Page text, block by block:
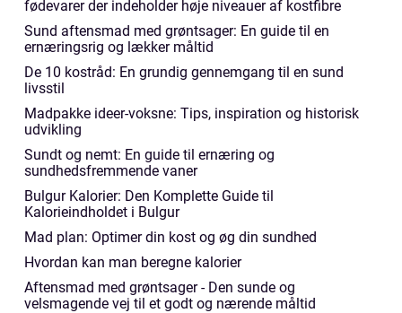
fødevarer der indeholder høje niveauer af kostfibre
Sund aftensmad med grøntsager: En guide til en
ernæringsrig og lækker måltid
De 10 kostråd: En grundig gennemgang til en sund
livsstil
Madpakke ideer-voksne: Tips, inspiration og historisk
udvikling
Sundt og nemt: En guide til ernæring og
sundhedsfremmende vaner
Bulgur Kalorier: Den Komplette Guide til
Kalorieindholdet i Bulgur
Mad plan: Optimer din kost og øg din sundhed
Hvordan kan man beregne kalorier
Aftensmad med grøntsager - Den sunde og
velsmagende vej til et godt og nærende måltid